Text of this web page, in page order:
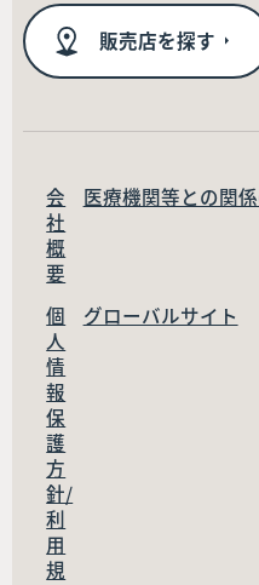
販売店を探す
会
社
概
要
医療機関等との関
個
人
情
報
保
護
方
針/
利
用
規
グローバルサイト